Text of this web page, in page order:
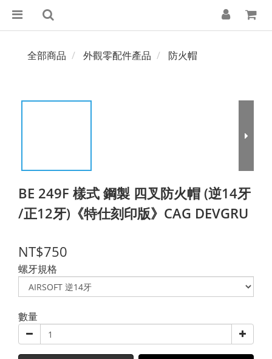
全部商品 外觀零配件產品 防火帽
BE 249F 樣式 鋼製 四叉防火帽 (逆14牙
/正12牙)《特仕刻印版》CAG DEVGRU
NT$750
螺牙規格
數量